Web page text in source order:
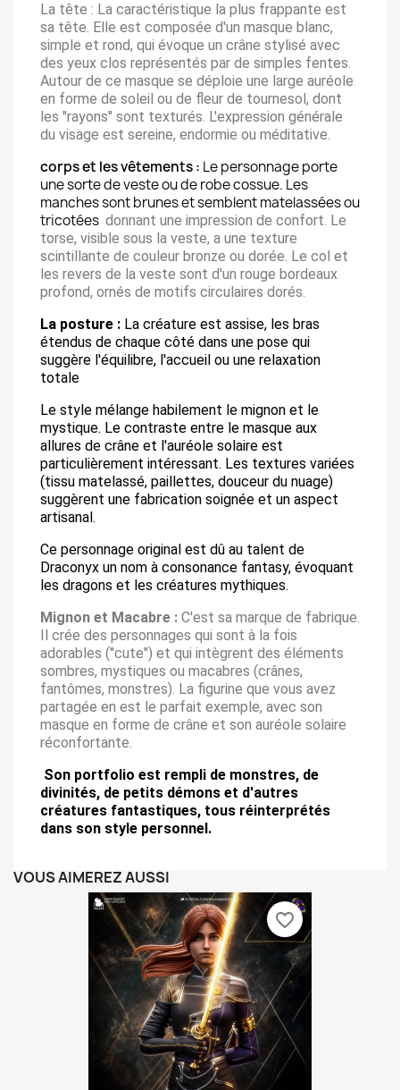
La tête : La caractéristique la plus frappante est
sa tête. Elle est composée d'un masque blanc,
simple et rond, qui évoque un crâne stylisé avec
des yeux clos représentés par de simples fentes.
Autour de ce masque se déploie une large auréole
en forme de soleil ou de fleur de tournesol, dont
les "rayons" sont texturés. L'expression générale
du visage est sereine, endormie ou méditative.
corps et les vêtements : Le personnage porte
une sorte de veste ou de robe cossue. Les
manches sont brunes et semblent matelassées ou
tricotées donnant une impression de confort. Le
torse, visible sous la veste, a une texture
scintillante de couleur bronze ou dorée. Le col et
les revers de la veste sont d'un rouge bordeaux
profond, ornés de motifs circulaires dorés.
La posture : La créature est assise, les bras
étendus de chaque côté dans une pose qui
suggère l'équilibre, l'accueil ou une relaxation
totale
Le style mélange habilement le mignon et le
mystique. Le contraste entre le masque aux
allures de crâne et l'auréole solaire est
particulièrement intéressant. Les textures variées
(tissu matelassé, paillettes, douceur du nuage)
suggèrent une fabrication soignée et un aspect
artisanal.
Ce personnage original est dû au talent de
Draconyx un nom à consonance fantasy, évoquant
les dragons et les créatures mythiques.
Mignon et Macabre : C'est sa marque de fabrique.
Il crée des personnages qui sont à la fois
adorables ("cute") et qui intègrent des éléments
sombres, mystiques ou macabres (crânes,
fantômes, monstres). La figurine que vous avez
partagée en est le parfait exemple, avec son
masque en forme de crâne et son auréole solaire
réconfortante.
Son portfolio est rempli de monstres, de
divinités, de petits démons et d'autres
créatures fantastiques, tous réinterprétés
dans son style personnel.
VOUS AIMEREZ AUSSI
favorite_border